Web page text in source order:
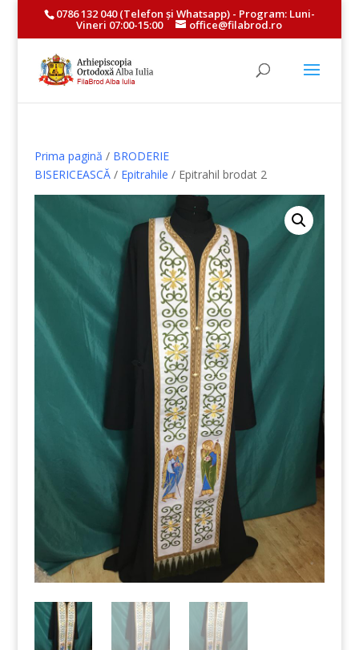
0786 132 040(Telefon și Whatsapp) - Program: Luni-
Vineri 07:00-15:00 office@filabrod.ro
Prima pagină / BRODERIE
BISERICEASCĂ/ Epitrahile / Epitrahil brodat 2